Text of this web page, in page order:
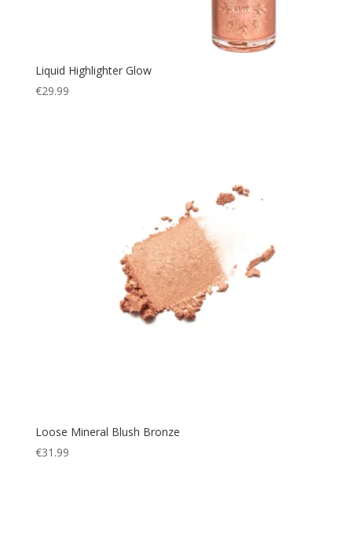
Liquid Highlighter Glow
€29.99
Loose Mineral Blush Bronze
€31.99